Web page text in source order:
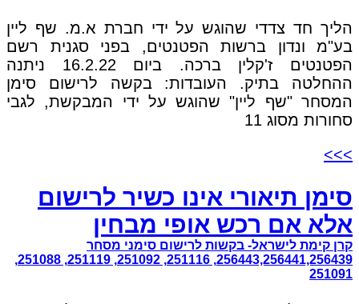
הליך חד צדדי שהוגש על ידי חברת א.מ. שף ליין
בע"מ ונדון ברשות הפטנטים, בפני סגנית רשם
הפטנטים ז'קלין ברכה. ביום 16.2.22 ניתנה
ההחלטה בתיק. העובדות: בקשה לרישום סימן
המסחר "שף ליין" שהוגש על ידי המבקשת, לגבי
סחורות מסוג 11
>>>
סימן תיאורי אינו כשיר לרישום
אלא אם רכש אופי מבחין
קרן קימת לישראל- בקשות לרישום סימני מסחר
256443,256441,256439, 251116, 251092, 251119, 251088,
251091